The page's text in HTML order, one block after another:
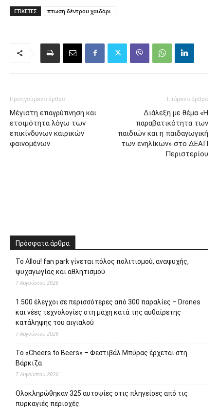
ΕΤΙΚΈΤΕΣ πτωση δέντρου χαιδάρι
Προηγούμενο άρθρο
Μέγιστη επαγρύπνηση και
ετοιμότητα λόγω των
επικίνδυνων καιρικών
φαινομένων
Επόμενο άρθρο
Διάλεξη με θέμα «Η
παραβατικότητα των
παιδιών και η παιδαγωγική
των ενηλίκων» στο ΔΕΑΠ
Περιστερίου